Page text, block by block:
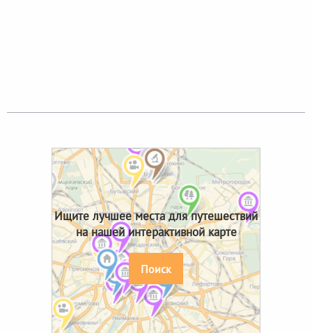
Ищите лучшее места для путешествий
на нашей интерактивной карте
Поиск